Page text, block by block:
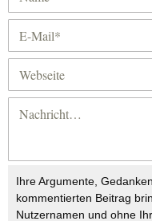
Ihre Argumente,
kommentierten Beitrag
Nutzernamen und ohne